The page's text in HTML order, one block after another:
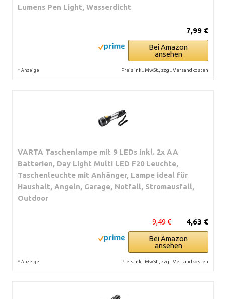
Lumens Pen Light, Wasserdicht
7,99 €
Bei Amazon
ansehen
* Anzeige Preis inkl. MwSt., zzgl. Versandkosten
VARTA Taschenlampe mit 9 LEDs inkl. 2x AA
Batterien, Day Light Multi LED F20 Leuchte,
Taschenleuchte mit Anhänger, Lampe ideal für
Haushalt, Angeln, Garage, Notfall, Stromausfall,
Outdoor
4,63 €
9,49 €
Bei Amazon
ansehen
* Anzeige Preis inkl. MwSt., zzgl. Versandkosten